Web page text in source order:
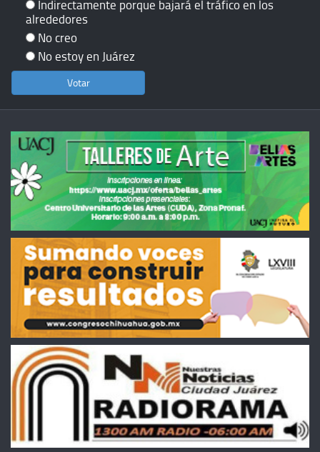
Indirectamente porque bajará el tráfico en los
alrededores
No creo
No estoy en Juárez